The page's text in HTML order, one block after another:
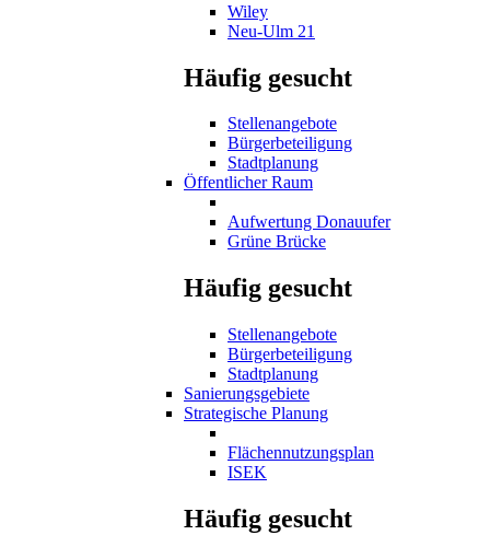
Wiley
Neu-Ulm 21
Häufig gesucht
Stellenangebote
Bürgerbeteiligung
Stadtplanung
Öffentlicher Raum
Aufwertung Donauufer
Grüne Brücke
Häufig gesucht
Stellenangebote
Bürgerbeteiligung
Stadtplanung
Sanierungsgebiete
Strategische Planung
Flächennutzungsplan
ISEK
Häufig gesucht